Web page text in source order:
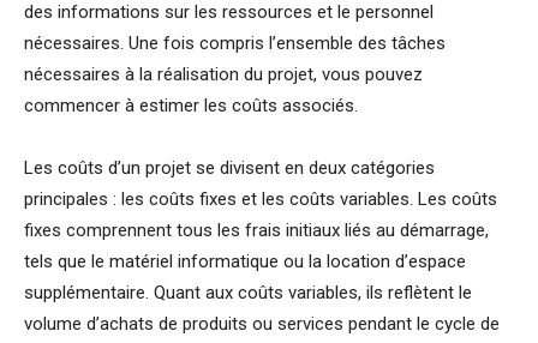
des informations sur les ressources et le personnel
nécessaires. Une fois compris l’ensemble des tâches
nécessaires à la réalisation du projet, vous pouvez
commencer à estimer les coûts associés.
Les coûts d’un projet se divisent en deux catégories
principales : les coûts fixes et les coûts variables. Les coûts
fixes comprennent tous les frais initiaux liés au démarrage,
tels que le matériel informatique ou la location d’espace
supplémentaire. Quant aux coûts variables, ils reflètent le
volume d’achats de produits ou services pendant le cycle de